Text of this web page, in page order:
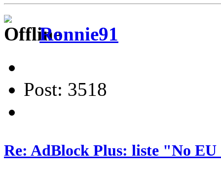
Ronnie91
Post: 3518
Re: AdBlock Plus: liste "No